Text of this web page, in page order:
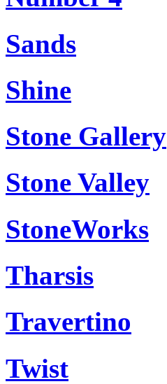
Sands
Shine
Stone Gallery
Stone Valley
StoneWorks
Tharsis
Travertino
Twist